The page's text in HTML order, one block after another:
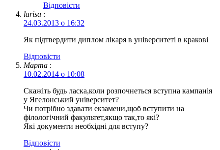
Відповіcти
larisa :
24.03.2013 о 16:32
Як підтвердити диплом лікаря в університеті в кракові
Відповіcти
Марта :
10.02.2014 о 10:08
Скажіть будь ласка,коли розпочнеться вступна кампанія
у Ягелонський університет?
Чи потрібно здавати екзамени,щоб вступити на
філологічний факультет,якщо так,то які?
Які документи необхідні для вступу?
Відповіcти